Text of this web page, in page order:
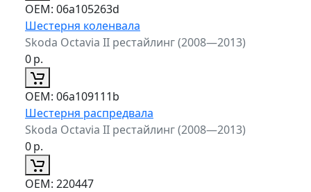
ОЕМ: 06a105263d
Шестерня коленвала
Skoda Octavia II рестайлинг (2008—2013)
0р.
ОЕМ: 06a109111b
Шестерня распредвала
Skoda Octavia II рестайлинг (2008—2013)
0р.
ОЕМ: 220447